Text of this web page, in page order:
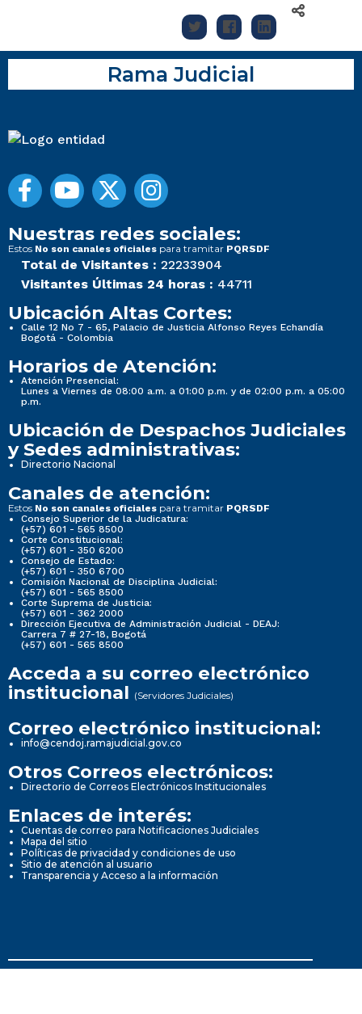
Rama Judicial
Nuestras redes sociales:
Estos No son canales oficiales para tramitar PQRSDF
Total de Visitantes : 22233904
Visitantes Últimas 24 horas : 44711
Ubicación Altas Cortes:
Calle 12 No 7 - 65, Palacio de Justicia Alfonso Reyes Echandía
Bogotá - Colombia
Horarios de Atención:
Atención Presencial:
Lunes a Viernes de 08:00 a.m. a 01:00 p.m. y de 02:00 p.m. a 05:00
p.m.
Ubicación de Despachos Judiciales
y Sedes administrativas:
Directorio Nacional
Canales de atención:
Estos No son canales oficiales para tramitar PQRSDF
Consejo Superior de la Judicatura:
(+57) 601 - 565 8500
Corte Constitucional:
(+57) 601 - 350 6200
Consejo de Estado:
(+57) 601 - 350 6700
Comisión Nacional de Disciplina Judicial:
(+57) 601 - 565 8500
Corte Suprema de Justicia:
(+57) 601 - 362 2000
Dirección Ejecutiva de Administración Judicial - DEAJ:
Carrera 7 # 27-18, Bogotá
(+57) 601 - 565 8500
Acceda a su correo electrónico
institucional (Servidores Judiciales)
Correo electrónico institucional:
info@cendoj.ramajudicial.gov.co
Otros Correos electrónicos:
Directorio de Correos Electrónicos Institucionales
Enlaces de interés:
Cuentas de correo para Notificaciones Judiciales
Mapa del sitio
Políticas de privacidad y condiciones de uso
Sitio de atención al usuario
Transparencia y Acceso a la información